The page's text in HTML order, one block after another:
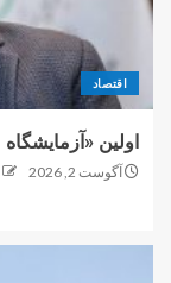
اقتصاد
اولین
آگوست 2, 2026